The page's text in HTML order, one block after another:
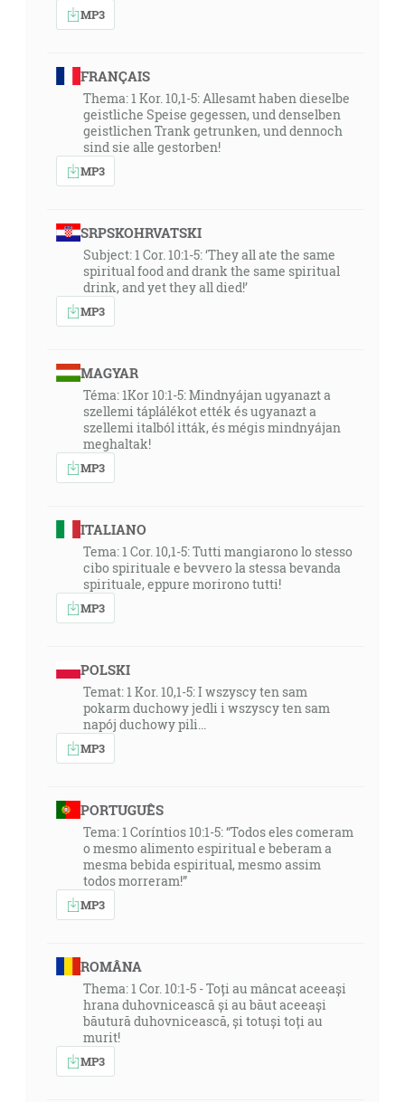
MP3
FRANÇAIS
Thema: 1 Kor. 10,1-5: Allesamt haben dieselbe
geistliche Speise gegessen, und denselben
geistlichen Trank getrunken, und dennoch
sind sie alle gestorben!
MP3
SRPSKOHRVATSKI
Subject: 1 Cor. 10:1-5: ‘They all ate the same
spiritual food and drank the same spiritual
drink, and yet they all died!’
MP3
MAGYAR
Téma: 1Kor 10:1-5: Mindnyájan ugyanazt a
szellemi táplálékot ették és ugyanazt a
szellemi italból itták, és mégis mindnyájan
meghaltak!
MP3
ITALIANO
Tema: 1 Cor. 10,1-5: Tutti mangiarono lo stesso
cibo spirituale e bevvero la stessa bevanda
spirituale, eppure morirono tutti!
MP3
POLSKI
Temat: 1 Kor. 10,1-5: I wszyscy ten sam
pokarm duchowy jedli i wszyscy ten sam
napój duchowy pili...
MP3
PORTUGUÊS
Tema: 1 Coríntios 10:1-5: “Todos eles comeram
o mesmo alimento espiritual e beberam a
mesma bebida espiritual, mesmo assim
todos morreram!”
MP3
ROMÂNA
Thema: 1 Cor. 10:1-5 - Toți au mâncat aceeași
hrana duhovnicească și au băut aceeași
băutură duhovnicească, și totuși toți au
murit!
MP3